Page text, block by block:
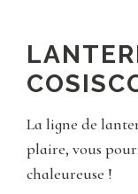
La ligne de
plaire, vous
chaleureuse !